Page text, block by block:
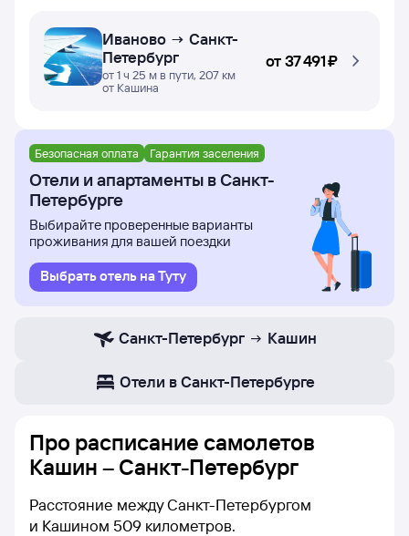
Иваново → Санкт-
Петербург
от 1 ч 25 м в пути, 207 км
от Кашина
от37 ⁠491 ⁠₽
Безопасная оплата Гарантия заселения
Отели и апартаменты в Санкт-
Петербурге
Выбирайте проверенные варианты
проживания для вашей поездки
Выбрать отель на Туту
Санкт-Петербург Кашин
Отели в Санкт-Петербурге
Про расписание самолетов
Кашин – Санкт-Петербург
Расстояние между Санкт-Петербургом
и Кашином 509 километров.